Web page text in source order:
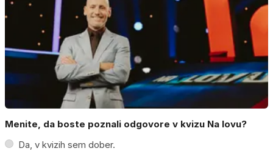
Menite, da boste poznali odgovore v kvizu Na lovu?
Da, v kvizih sem dober.